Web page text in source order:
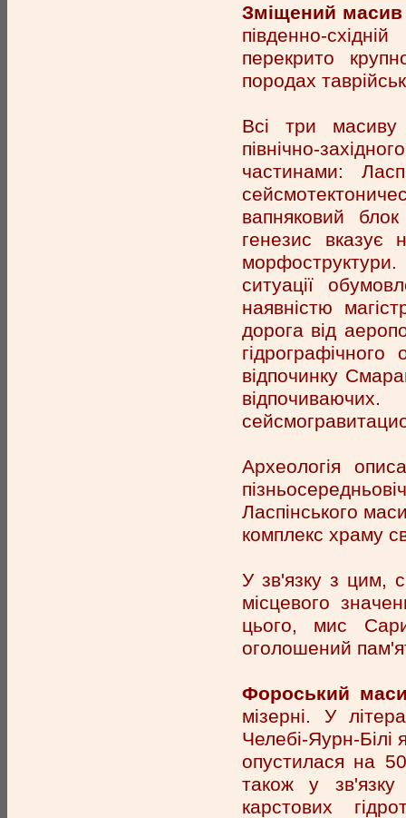
Зміщений
південно-
перекрито
породах
Всі три масиву
північно-
частинами:
вапняковий
генезис вказує
ситуації
наявністю
дорога від
відпочинку
Археологія
Ласпінського
комплекс храму
У зв'язку з цим,
місцевого
цього, мис
оголошений
Фороський
мізерні. У
Челебі-Яурн-
опустилася на
також у
карстових